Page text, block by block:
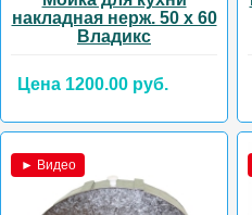
накладная нерж. 50 х 60
Владикс
Цена 1200.00 руб.
► Видео